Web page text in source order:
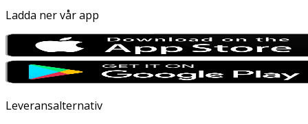
Ladda ner vår app
Leveransalternativ